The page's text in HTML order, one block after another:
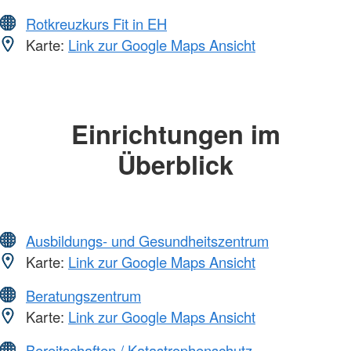
Rotkreuzkurs Fit in EH
Karte: Link zur Google Maps Ansicht
Einrichtungen im
Überblick
Ausbildungs- und Gesundheitszentrum
Karte: Link zur Google Maps Ansicht
Beratungszentrum
Karte: Link zur Google Maps Ansicht